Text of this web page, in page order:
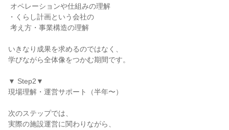
・くらし計画という会社の
いきなり成果を求めるのではなく、
学びながら全体像をつかむ期間です。
▼ Step2▼
現場理解・運営サポート（半年〜）
次のステップでは、
実際の施設運営に関わりながら、